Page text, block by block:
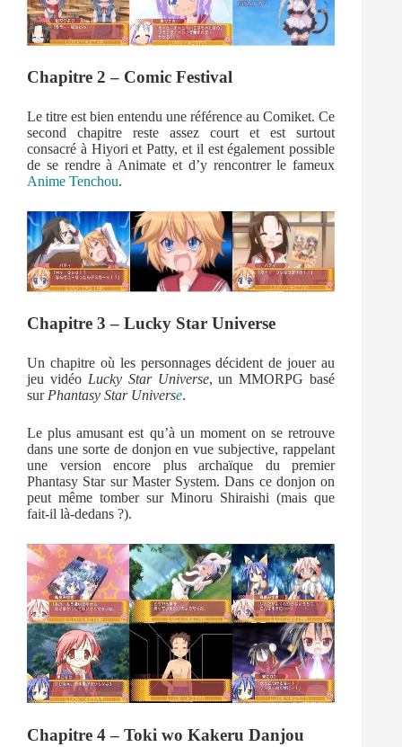
Chapitre 2 – Comic Festival
Le titre est bien entendu une référence au Comiket. Ce
second chapitre reste assez court et est surtout
consacré à Hiyori et Patty, et il est également possible
de se rendre à Animate et d’y rencontrer le fameux
Anime Tenchou.
Chapitre 3 – Lucky Star Universe
Un chapitre où les personnages décident de jouer au
jeu vidéo Lucky Star Universe, un MMORPG basé
sur Phantasy Star Universe.
Le plus amusant est qu’à un moment on se retrouve
dans une sorte de donjon en vue subjective, rappelant
une version encore plus archaïque du premier
Phantasy Star sur Master System. Dans ce donjon on
peut même tomber sur Minoru Shiraishi (mais que
fait-il là-dedans ?).
Chapitre 4 – Toki wo Kakeru Danjou